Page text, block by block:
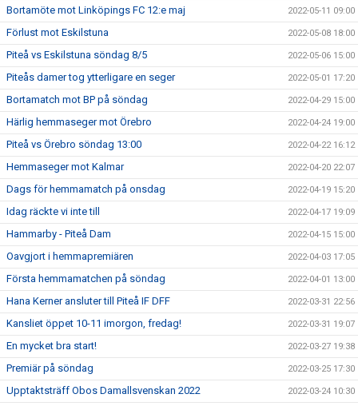
Bortamöte mot Linköpings FC 12:e maj 2022-05-11 09:00
Förlust mot Eskilstuna 2022-05-08 18:00
Piteå vs Eskilstuna söndag 8/5 2022-05-06 15:00
Piteås damer tog ytterligare en seger 2022-05-01 17:20
Bortamatch mot BP på söndag 2022-04-29 15:00
Härlig hemmaseger mot Örebro 2022-04-24 19:00
Piteå vs Örebro söndag 13:00 2022-04-22 16:12
Hemmaseger mot Kalmar 2022-04-20 22:07
Dags för hemmamatch på onsdag 2022-04-19 15:20
Idag räckte vi inte till 2022-04-17 19:09
Hammarby - Piteå Dam 2022-04-15 15:00
Oavgjort i hemmapremiären 2022-04-03 17:05
Första hemmamatchen på söndag 2022-04-01 13:00
Hana Kerner ansluter till Piteå IF DFF 2022-03-31 22:56
Kansliet öppet 10-11 imorgon, fredag! 2022-03-31 19:07
En mycket bra start! 2022-03-27 19:38
Premiär på söndag 2022-03-25 17:30
Upptaktsträff Obos Damallsvenskan 2022 2022-03-24 10:30